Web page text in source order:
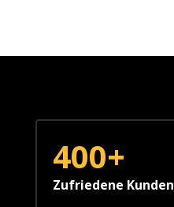
400+
Zufriedene Kunden